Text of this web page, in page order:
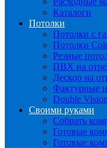
Каталоги
Потолки
Потолки с
Потолки
Резные
ПВХ на
Дескор на
Фактурные
Double Vision
Своими руками
Собрать
Готовые
Готовые